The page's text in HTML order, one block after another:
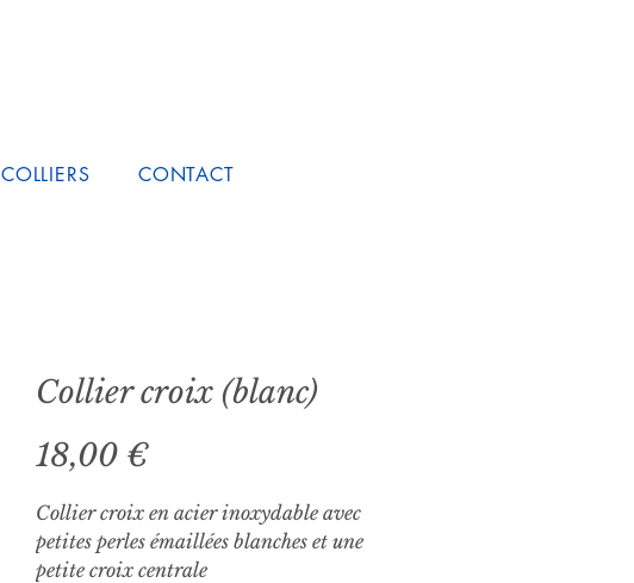
COLLIERS CONTACT
Collier croix (blanc)
18,00 €Prix
Collier croix en acier inoxydable avec
petites perles émaillées blanches et une
petite croix centrale